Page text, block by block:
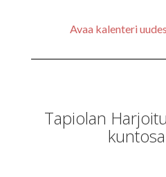
Avaa kalenteri